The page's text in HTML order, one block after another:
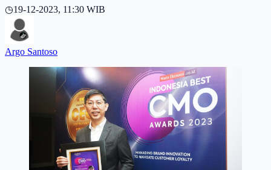
◷19-12-2023, 11:30 WIB
Argo Santoso